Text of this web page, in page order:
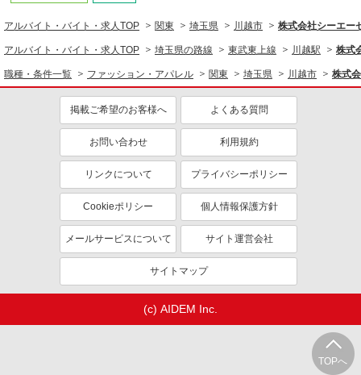
TOPへ
アルバイト・バイト・求人TOP 関東 埼玉県 川越市 株式会社シーエー
アルバイト・バイト・求人TOP 埼玉県の路線 東武東上線 川越駅 株式
職種・条件一覧 ファッション・アパレル 関東 埼玉県 川越市 株式
掲載ご希望のお客様へ よくある質問
お問い合わせ 利用規約
リンクについて プライバシーポリシー
Cookieポリシー 個人情報保護方針
メールサービスについて サイト運営会社
サイトマップ
(c) AIDEM Inc.